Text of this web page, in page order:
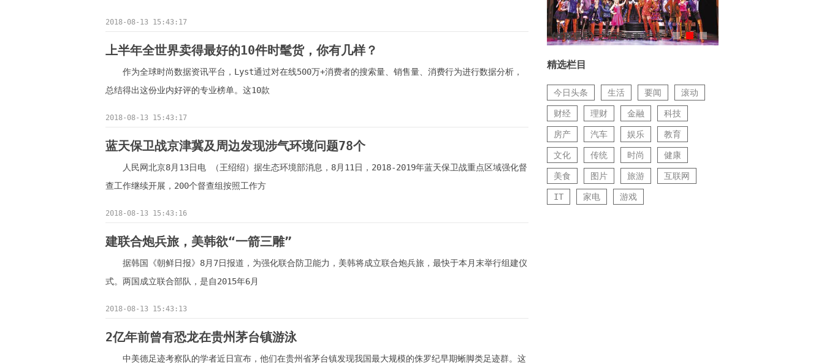
2018-08-13 15:43:17
上半年全世界卖得最好的10件时髦货，你有几样？
作为全球时尚数据资讯平台，Lyst通过对在线500万+消费者的搜索量、销售量、消费行为进行数据分析，
总结得出这份业内好评的专业榜单。这10款
2018-08-13 15:43:17
蓝天保卫战京津冀及周边发现涉气环境问题78个
人民网北京8月13日电 （王绍绍）据生态环境部消息，8月11日，2018-2019年蓝天保卫战重点区域强化督
查工作继续开展，200个督查组按照工作方
2018-08-13 15:43:16
建联合炮兵旅，美韩欲“一箭三雕”
据韩国《朝鲜日报》8月7日报道，为强化联合防卫能力，美韩将成立联合炮兵旅，最快于本月末举行组建仪
式。两国成立联合部队，是自2015年6月
2018-08-13 15:43:13
2亿年前曾有恐龙在贵州茅台镇游泳
中美德足迹考察队的学者近日宣布，他们在贵州省茅台镇发现我国最大规模的侏罗纪早期蜥脚类足迹群。这
《长靴皇后》之后还有更多 各
精选栏目
今日头条 生活 要闻 滚动
财经 理财 金融 科技
房产 汽车 娱乐 教育
文化 传统 时尚 健康
美食 图片 旅游 互联网
IT 家电 游戏